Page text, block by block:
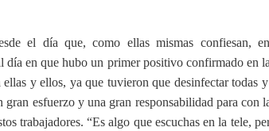
el día que, como ellas mismas confiesan,
día en que hubo un primer positivo confirmado en
y ellos, ya que tuvieron que desinfectar todas
esfuerzo y una gran responsabilidad para con
trabajadores. “Es algo que escuchas en la tele,